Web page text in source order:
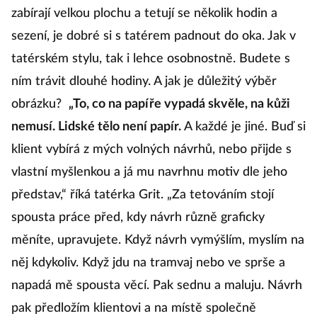
zabírají velkou plochu a tetují se několik hodin a
sezení, je dobré si s tatérem padnout do oka. Jak v
tatérském stylu, tak i lehce osobnostně. Budete s
ním trávit dlouhé hodiny. A jak je důležitý výběr
obrázku? „To, co na papíře vypadá skvěle, na kůži
nemusí. Lidské tělo není papír. A každé je jiné. Buď si
klient vybírá z mých volných návrhů, nebo přijde s
vlastní myšlenkou a já mu navrhnu motiv dle jeho
představ,“ říká tatérka Grit. „Za tetováním stojí
spousta práce před, kdy návrh různě graficky
měníte, upravujete. Když návrh vymýšlím, myslím na
něj kdykoliv. Když jdu na tramvaj nebo ve sprše a
napadá mě spousta věcí. Pak sednu a maluju. Návrh
pak předložím klientovi a na místě společně